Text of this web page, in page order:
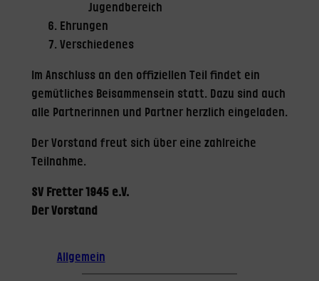
Jugendbereich
Ehrungen
Verschiedenes
Im Anschluss an den offiziellen Teil findet ein
gemütliches Beisammensein statt. Dazu sind auch
alle Partnerinnen und Partner herzlich eingeladen.
Der Vorstand freut sich über eine zahlreiche
Teilnahme.
SV Fretter 1945 e.V.
Der Vorstand
Allgemein